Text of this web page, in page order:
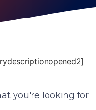
[categorydescriptionopened2]
you're looking for.